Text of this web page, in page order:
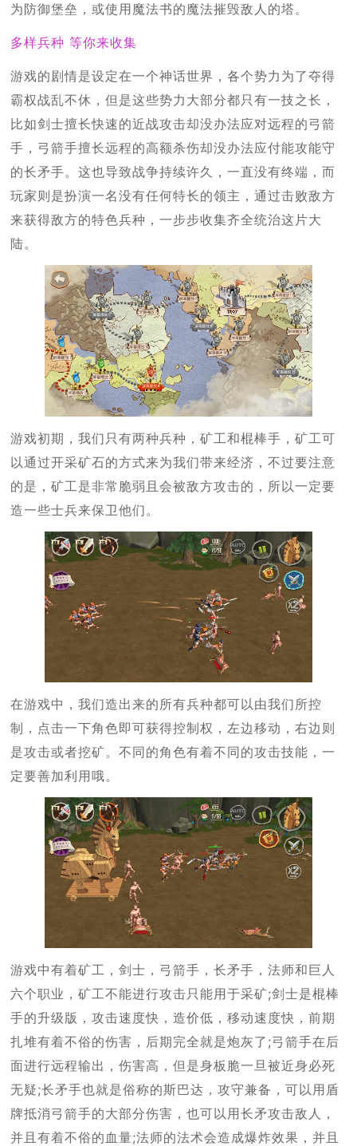
为防御堡垒，或使用魔法书的魔法摧毁敌人的塔。
多样兵种 等你来收集
游戏的剧情是设定在一个神话世界，各个势力为了夺得
霸权战乱不休，但是这些势力大部分都只有一技之长，
比如剑士擅长快速的近战攻击却没办法应对远程的弓箭
手，弓箭手擅长远程的高额杀伤却没办法应付能攻能守
的长矛手。这也导致战争持续许久，一直没有终端，而
玩家则是扮演一名没有任何特长的领主，通过击败敌方
来获得敌方的特色兵种，一步步收集齐全统治这片大
陆。
游戏初期，我们只有两种兵种，矿工和棍棒手，矿工可
以通过开采矿石的方式来为我们带来经济，不过要注意
的是，矿工是非常脆弱且会被敌方攻击的，所以一定要
造一些士兵来保卫他们。
在游戏中，我们造出来的所有兵种都可以由我们所控
制，点击一下角色即可获得控制权，左边移动，右边则
是攻击或者挖矿。不同的角色有着不同的攻击技能，一
定要善加利用哦。
游戏中有着矿工，剑士，弓箭手，长矛手，法师和巨人
六个职业，矿工不能进行攻击只能用于采矿;剑士是棍棒
手的升级版，攻击速度快，造价低，移动速度快，前期
扎堆有着不俗的伤害，后期完全就是炮灰了;弓箭手在后
面进行远程输出，伤害高，但是身板脆一旦被近身必死
无疑;长矛手也就是俗称的斯巴达，攻守兼备，可以用盾
牌抵消弓箭手的大部分伤害，也可以用长矛攻击敌人，
并且有着不俗的血量;法师的法术会造成爆炸效果，并且